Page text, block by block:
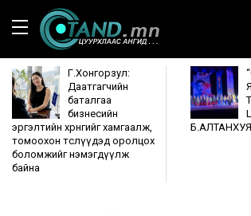
Г.Хонгорзул:
Даатгагчийн
баталгаа
бизнесийн
эргэлтийн хөрөнгийг хамгаалж,
томоохон төслүүдэд оролцох
боломжийг нэмэгдүүлж
байна